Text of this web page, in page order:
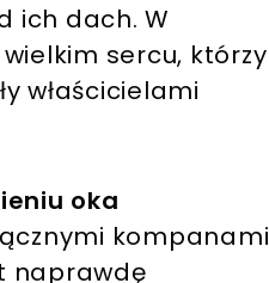
ich dach. W
sercu, którzy
właścicielami
oka
kompanami
naprawdę